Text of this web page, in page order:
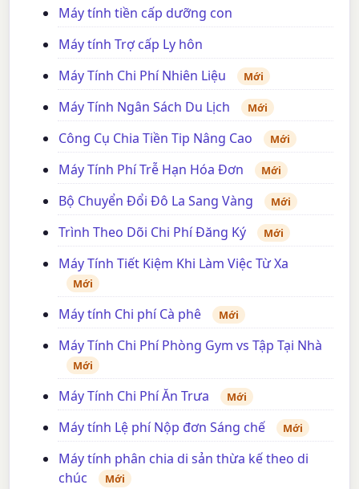
Máy tính tiền cấp dưỡng con
Máy tính Trợ cấp Ly hôn
Máy Tính Chi Phí Nhiên Liệu
Mới
Máy Tính Ngân Sách Du Lịch Mới
Công Cụ Chia Tiền Tip Nâng Cao Mới
Máy Tính Phí Trễ Hạn Hóa Đơn Mới
Bộ Chuyển Đổi Đô La Sang Vàng Mới
Trình Theo Dõi Chi Phí Đăng Ký Mới
Máy Tính Tiết Kiệm Khi Làm Việc Từ Xa
Mới
Máy tính Chi phí Cà phê Mới
Máy Tính Chi Phí Phòng Gym vs Tập Tại Nhà
Mới
Máy Tính Chi Phí Ăn Trưa Mới
Máy tính Lệ phí Nộp đơn Sáng chế Mới
Máy tính phân chia di sản thừa kế theo di
chúc
Mới